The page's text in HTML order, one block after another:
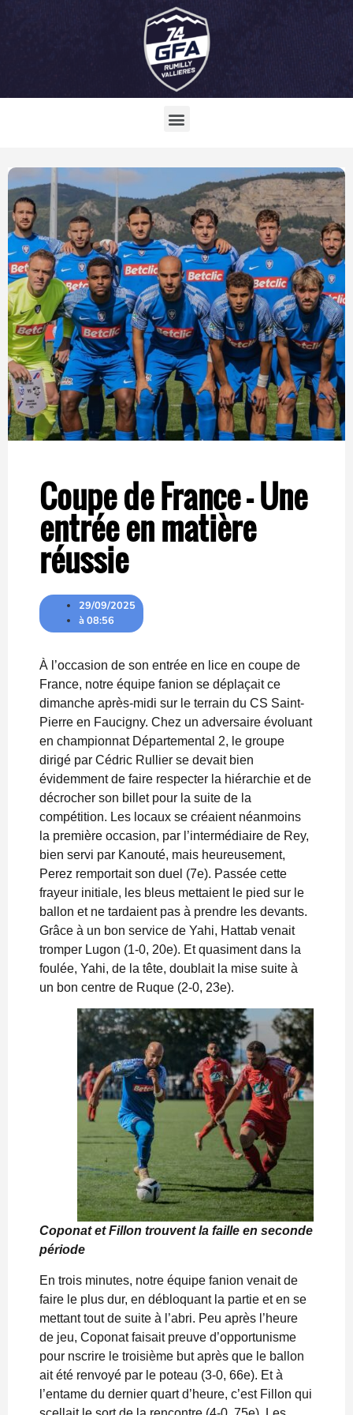
Coupe de France – Une
entrée en matière
réussie
29/09/2025
à08:56
À l’occasion de son entrée en lice en coupe de
France, notre équipe fanion se déplaçait ce
dimanche après-midi sur le terrain du CS Saint-
Pierre en Faucigny. Chez un adversaire évoluant
en championnat Départemental 2, le groupe
dirigé par Cédric Rullier se devait bien
évidemment de faire respecter la hiérarchie et de
décrocher son billet pour la suite de la
compétition. Les locaux se créaient néanmoins
la première occasion, par l’intermédiaire de Rey,
bien servi par Kanouté, mais heureusement,
Perez remportait son duel (7e). Passée cette
frayeur initiale, les bleus mettaient le pied sur le
ballon et ne tardaient pas à prendre les devants.
Grâce à un bon service de Yahi, Hattab venait
tromper Lugon (1-0, 20e). Et quasiment dans la
foulée, Yahi, de la tête, doublait la mise suite à
un bon centre de Ruque (2-0, 23e).
Coponat et Fillon trouvent la faille en seconde
période
En trois minutes, notre équipe fanion venait de
faire le plus dur, en débloquant la partie et en se
mettant tout de suite à l’abri. Peu après l’heure
de jeu, Coponat faisait preuve d’opportunisme
pour nscrire le troisième but après que le ballon
ait été renvoyé par le poteau (3-0, 66e). Et à
l’entame du dernier quart d’heure, c’est Fillon qui